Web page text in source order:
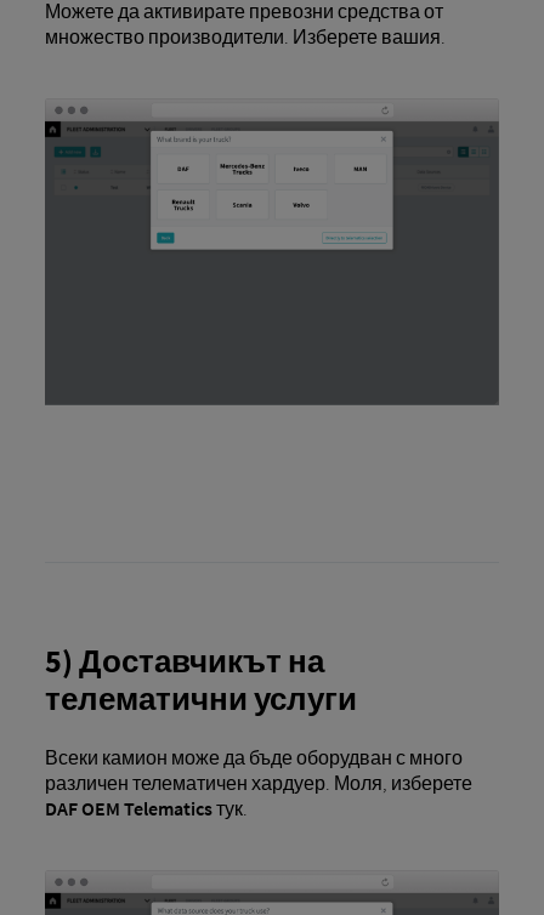
Можете да активирате превозни средства от
множество производители. Изберете вашия.
5) Доставчикът на
телематични услуги
Всеки камион може да бъде оборудван с много
различен телематичен хардуер. Моля, изберете
DAF OEM Telematicsтук.